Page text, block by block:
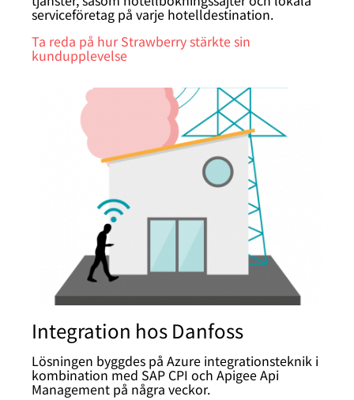
serviceföretag på varje hotelldestination.
Ta reda på hur Strawberry stärkte sin
kundupplevelse
Integration hos Danfoss
Lösningen byggdes på Azure integrationsteknik i
kombination med SAP CPI och Apigee Api
Management på några veckor.